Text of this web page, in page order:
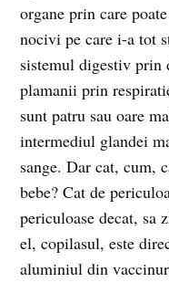
organe prin care
nocivi pe care i-a tot
sistemul digestiv
plamanii prin
sunt patru sau oare
intermediul glandei
sange. Dar cat, cum,
bebe? Cat de
periculoase decat, sa
el, copilasul, este
aluminiul din